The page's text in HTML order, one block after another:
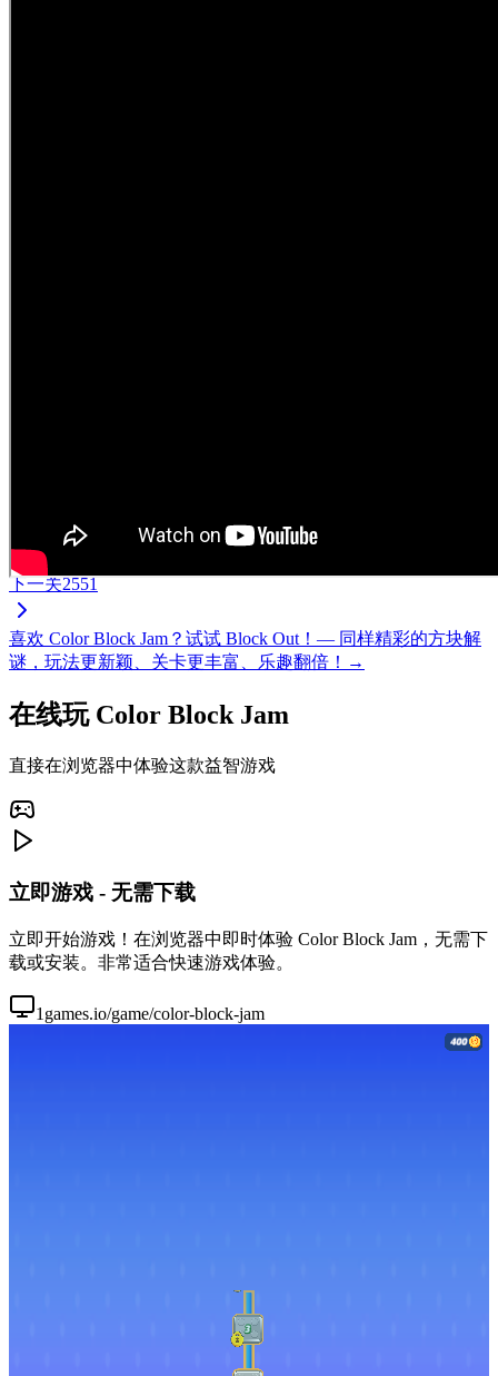
下一关2551
喜欢 Color Block Jam？试试 Block Out！— 同样精彩的方块解
谜，玩法更新颖、关卡更丰富、乐趣翻倍！→
在线玩 Color Block Jam
直接在浏览器中体验这款益智游戏
立即游戏 - 无需下载
立即开始游戏！在浏览器中即时体验 Color Block Jam，无需下
载或安装。非常适合快速游戏体验。
1games.io/game/color-block-jam